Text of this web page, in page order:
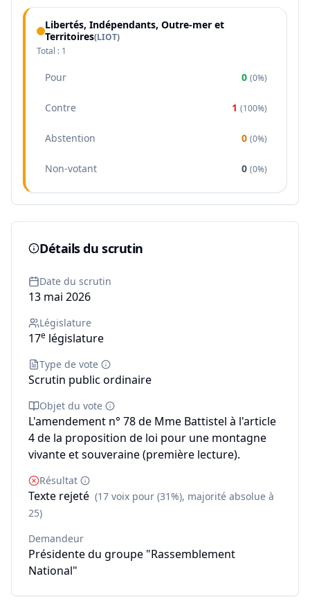
Libertés, Indépendants, Outre-mer et
Territoires(LIOT)
Total : 1
Pour 0 (0%)
Contre 1 (100%)
Abstention 0 (0%)
Non-votant 0 (0%)
Détails du scrutin
Date du scrutin
13 mai 2026
Législature
17e législature
Type de vote
Scrutin public ordinaire
Objet du vote
L'amendement n° 78 de Mme Battistel à l'article
4 de la proposition de loi pour une montagne
vivante et souveraine (première lecture).
Résultat
Texte rejeté (17 voix pour (31%), majorité absolue à
25)
Demandeur
Présidente du groupe "Rassemblement
National"